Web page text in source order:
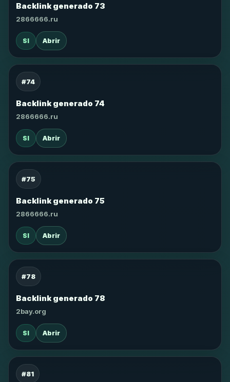
Backlink generado 73
2866666.ru
SI Abrir
#74
Backlink generado 74
2866666.ru
SI Abrir
#75
Backlink generado 75
2866666.ru
SI Abrir
#78
Backlink generado 78
2bay.org
SI Abrir
#81